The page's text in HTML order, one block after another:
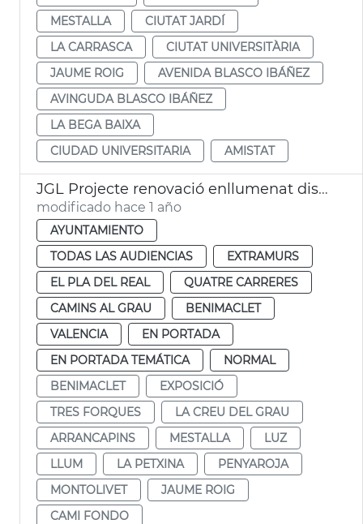
MESTALLA
CIUTAT JARDÍ
LA CARRASCA
CIUTAT UNIVERSITÀRIA
JAUME ROIG
AVENIDA BLASCO IBÁÑEZ
AVINGUDA BLASCO IBÁÑEZ
LA BEGA BAIXA
CIUDAD UNIVERSITARIA
AMISTAT
JGL Projecte renovació enllumenat districtes València
modificado hace 1 año
AYUNTAMIENTO
TODAS LAS AUDIENCIAS
EXTRAMURS
EL PLA DEL REAL
QUATRE CARRERES
CAMINS AL GRAU
BENIMACLET
VALENCIA
EN PORTADA
EN PORTADA TEMÁTICA
NORMAL
BENIMACLET
EXPOSICIÓ
TRES FORQUES
LA CREU DEL GRAU
ARRANCAPINS
MESTALLA
LUZ
LLUM
LA PETXINA
PENYAROJA
MONTOLIVET
JAUME ROIG
CAMI FONDO